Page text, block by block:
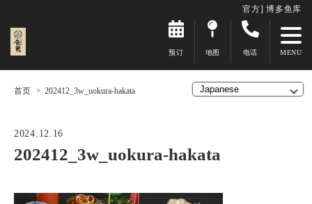
官方] 博多鱼库
预订 地图 电话
首页 202412_3w_uokura-hakata
2024.12.16
202412_3w_uokura-hakata